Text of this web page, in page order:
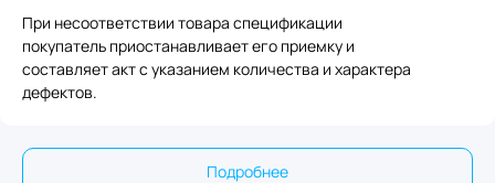
При несоответствии товара спецификации
покупатель приостанавливает его приемку и
составляет акт с указанием количества и характера
дефектов.
Подробнее